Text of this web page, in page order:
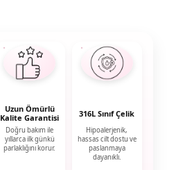
Uzun Ömürlü
Kalite Garantisi
Doğru bakım ile
yıllarca ilk günkü
parlaklığını korur.
316L Sınıf Çelik
Hipoalerjenik,
hassas cilt dostu ve
paslanmaya
dayanıklı.